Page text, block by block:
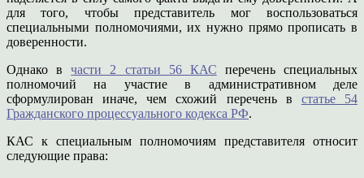
для того, чтобы представитель мог воспользоваться
специальными полномочиями, их нужно прямо прописать в
доверенности.
Однако вчасти 2 статьи 56 КАС перечень специальных
полномочий на участие в административном деле
сформулирован иначе, чем схожий перечень в статье 54
Гражданского процессуального кодекса РФ.
КАС к специальным полномочиям представителя относит
следующие права: